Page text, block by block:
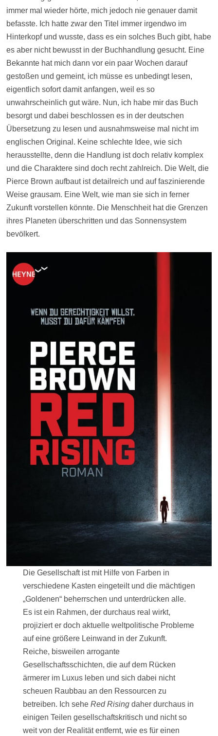
immer mal wieder hörte, mich jedoch nie genauer damit
befasste. Ich hatte zwar den Titel immer irgendwo im
Hinterkopf und wusste, dass es ein solches Buch gibt, habe
es aber nicht bewusst in der Buchhandlung gesucht. Eine
Bekannte hat mich dann vor ein paar Wochen darauf
gestoßen und gemeint, ich müsse es unbedingt lesen,
eigentlich sofort damit anfangen, weil es so
unwahrscheinlich gut wäre. Nun, ich habe mir das Buch
besorgt und dabei beschlossen es in der deutschen
Übersetzung zu lesen und ausnahmsweise mal nicht im
englischen Original. Keine schlechte Idee, wie sich
herausstellte, denn die Handlung ist doch relativ komplex
und die Charaktere sind doch recht zahlreich. Die Welt, die
Pierce Brown aufbaut ist detailreich und auf faszinierende
Weise grausam. Eine Welt, wie man sie sich in ferner
Zukunft vorstellen könnte. Die Menschheit hat die Grenzen
ihres Planeten überschritten und das Sonnensystem
bevölkert.
Die Gesellschaft ist mit Hilfe von Farben in
verschiedene Kasten eingeteilt und die mächtigen
„Goldenen“ beherrschen und unterdrücken alle.
Es ist ein Rahmen, der durchaus real wirkt,
projiziert er doch aktuelle weltpolitische Probleme
auf eine größere Leinwand in der Zukunft.
Reiche, bisweilen arrogante
Gesellschaftsschichten, die auf dem Rücken
ärmerer im Luxus leben und sich dabei nicht
scheuen Raubbau an den Ressourcen zu
betreiben. Ich sehe Red Risingdaher durchaus in
einigen Teilen gesellschaftskritisch und nicht so
weit von der Realität entfernt, wie es für einen